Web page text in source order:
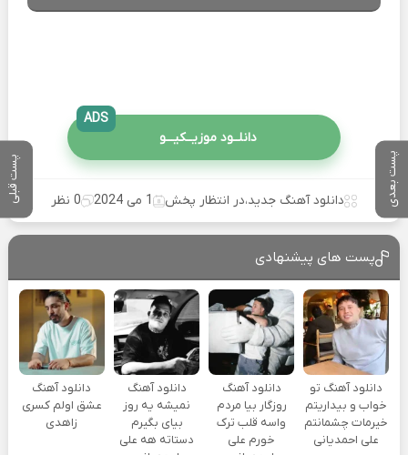
پست بعدی پست قبلی
دانلــود موزیــکیـــو
ADS
دانلود آهنگ جدید،در انتظار پخش 1 می 2024 0 نظر
پست های پیشنهادی
دانلود آهنگ تو
خواب و بیداریتم
خیرمات چشمانتم
علی احمدیانی
دانلود آهنگ
روزگار بیا مردم
واسه قلب ترک
خورم علی
دانلود آهنگ
نمیشه یه روز
بیای بگیرم
دستاته هه علی
دانلود آهنگ
عشق اولم کسری
زاهدی